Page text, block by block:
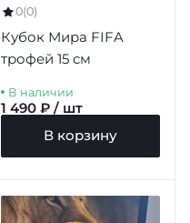
0(0)
Кубок Мира FIFA
трофей 15 см
В наличии
1 490 ₽ / шт
В корзину